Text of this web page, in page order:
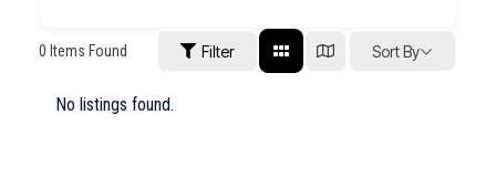
0 Items Found Filter Sort By
No listings found.